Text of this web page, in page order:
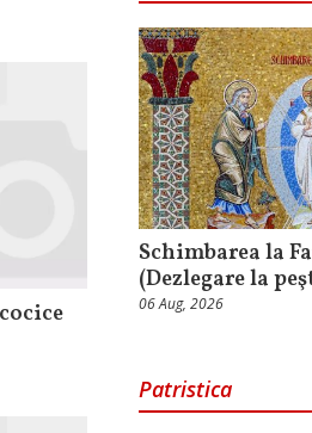
Schimbarea la
(Dezlegare la
06 Aug, 2026
Patristica